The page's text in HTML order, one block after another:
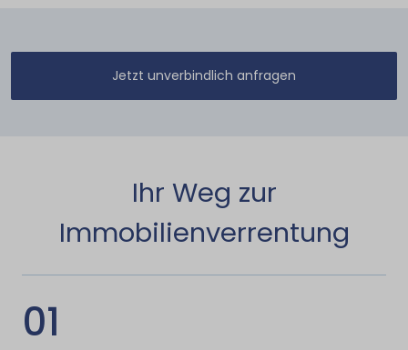
Jetzt unverbindlich anfragen
Ihr Weg zur
Immobilienverrentung
01